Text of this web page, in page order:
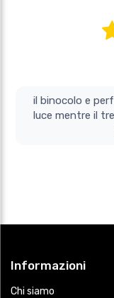
il binocolo e perfetto si vede anche con
luce mentre il
Informazioni
Chi siamo